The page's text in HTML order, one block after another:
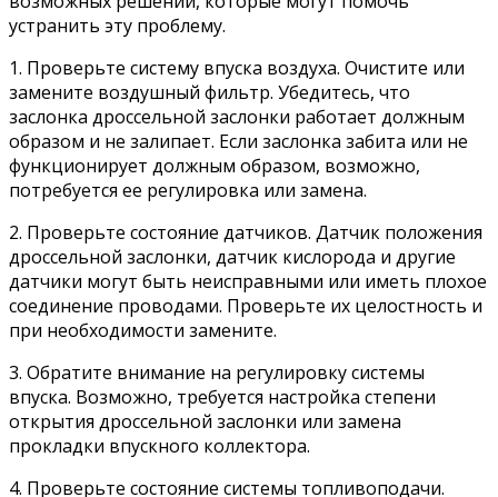
устранить эту проблему.
1. Проверьте систему впуска воздуха. Очистите или
замените воздушный фильтр. Убедитесь, что
заслонка дроссельной заслонки работает должным
образом и не залипает. Если заслонка забита или не
функционирует должным образом, возможно,
потребуется ее регулировка или замена.
2. Проверьте состояние датчиков. Датчик положения
дроссельной заслонки, датчик кислорода и другие
датчики могут быть неисправными или иметь плохое
соединение проводами. Проверьте их целостность и
при необходимости замените.
3. Обратите внимание на регулировку системы
впуска. Возможно, требуется настройка степени
открытия дроссельной заслонки или замена
прокладки впускного коллектора.
4. Проверьте состояние системы топливоподачи.